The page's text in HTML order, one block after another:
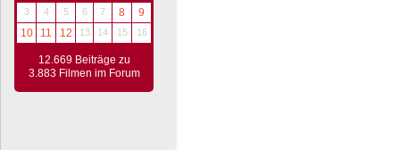
3
4 5 6 7 8
9
10
11 12 13 14 15 16
12.669 Beiträge zu
3.883 Filmen im Forum